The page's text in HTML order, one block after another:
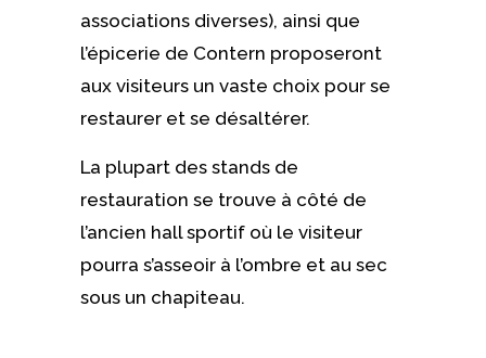
associations diverses), ainsi que
l’épicerie de Contern proposeront
aux visiteurs un vaste choix pour se
restaurer et se désaltérer.
La plupart des stands de
restauration se trouve à côté de
l’ancien hall sportif où le visiteur
pourra s’asseoir à l’ombre et au sec
sous un chapiteau.